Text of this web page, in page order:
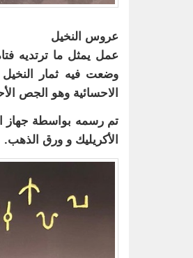
عروس النخيل
عمل يمثل ما ترتديه
وضعت فيه ثمار النخيل
الاحسائية وهو الجص
تم رسمه بواسطة جهاز
الأكريليك و ورق الذهب.